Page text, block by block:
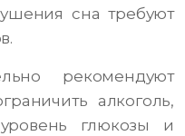
сна требуют
рекомендуют
алкоголь,
глюкозы и